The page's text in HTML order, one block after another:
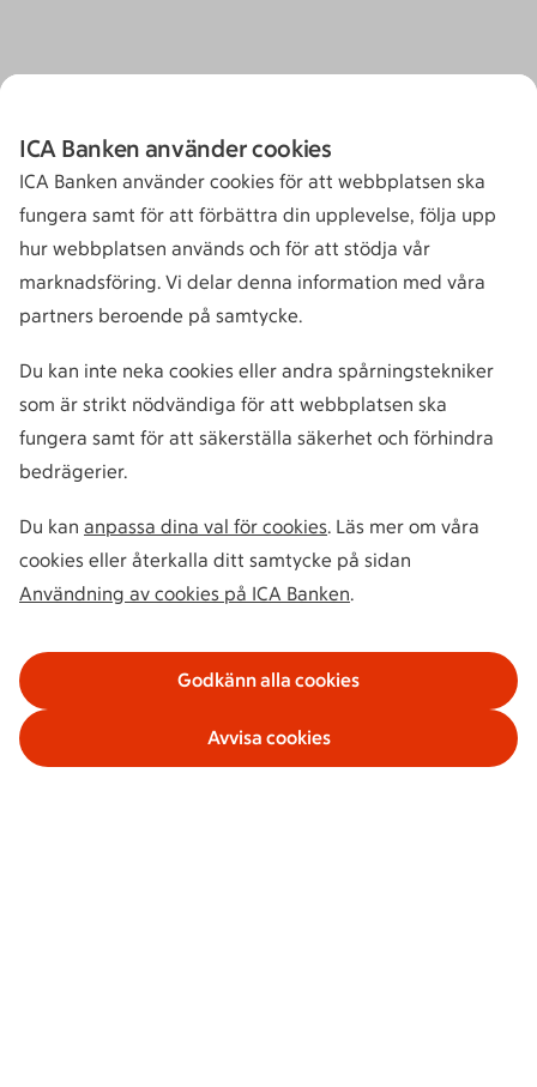
ICA Banken använder cookies
ICA Banken använder cookies för att webbplatsen ska
fungera samt för att förbättra din upplevelse, följa upp
hur webbplatsen används och för att stödja vår
marknadsföring. Vi delar denna information med våra
partners beroende på samtycke.
Du kan inte neka cookies eller andra spårningstekniker
som är strikt nödvändiga för att webbplatsen ska
fungera samt för att säkerställa säkerhet och förhindra
bedrägerier.
Du kan anpassa dina val för cookies. Läs mer om våra
cookies eller återkalla ditt samtycke på sidan
Användning av cookies på ICA Banken.
Godkänn alla cookies
Avvisa cookies